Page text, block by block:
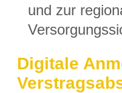
und zur
Digitale